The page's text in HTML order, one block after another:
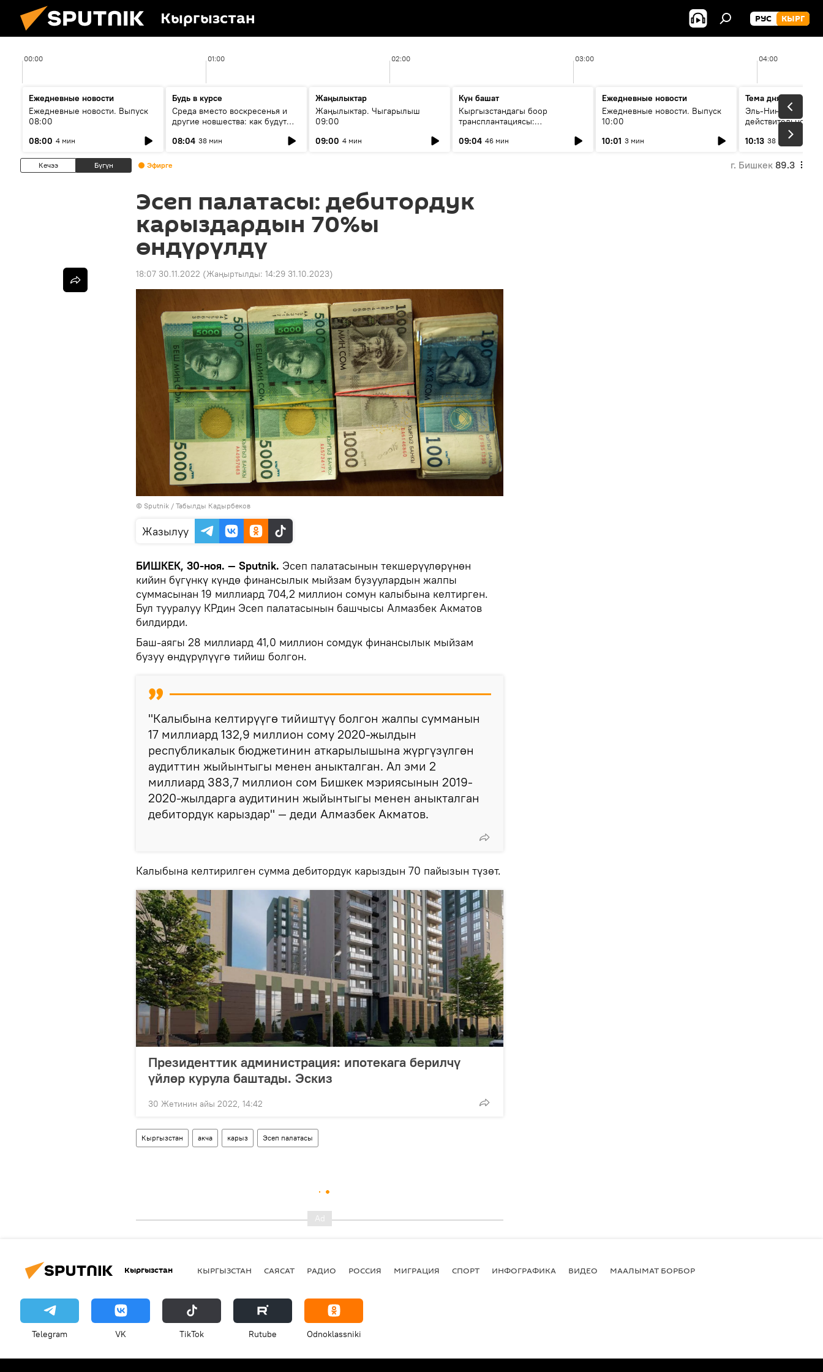
Кыргызстан РУС КЫРГ
00:00 01:00 02:00 03:00 04:00
Ежедневные новости
Ежедневные новости. Выпуск
08:00
08:00 4 мин
Будь в курсе
Среда вместо воскресенья и
другие новшества: как будут
08:04 38 мин
Жаңылыктар
Жаңылыктар. Чыгарылыш
09:00
09:00 4 мин
Күн башат
Кыргызстандагы боор
трансплантациясы:
келечеги
09:04 46 мин
Ежедневные новости
Ежедневные новости. Выпуск
10:00
10:01 3 мин
Тема дня
Эль-Ниньо, жара и
действительно
погоду в
10:13 38 мин
Кечээ Бүгүн Эфирге г. Бишкек 89.3
Эсеп палатасы: дебитордук
карыздардын 70%ы
өндүрүлдү
18:07 30.11.2022 (Жаңыртылды: 14:29 31.10.2023)
© Sputnik / Табылды Кадырбеков
Жазылуу
БИШКЕК, 30-ноя. — Sputnik. Эсеп палатасынын текшерүүлөрүнөн
кийин бүгүнкү күндө финансылык мыйзам бузуулардын жалпы
суммасынан 19 миллиард 704,2 миллион сомун калыбына келтирген.
Бул тууралуу КРдин Эсеп палатасынын башчысы Алмазбек Акматов
билдирди.
Баш-аягы 28 миллиард 41,0 миллион сомдук финансылык мыйзам
бузуу өндүрүлүүгө тийиш болгон.
"Калыбына келтирүүгө тийиштүү болгон жалпы сумманын
17 миллиард 132,9 миллион сому 2020-жылдын
республикалык бюджетинин аткарылышына жүргүзүлгөн
аудиттин жыйынтыгы менен аныкталган. Ал эми 2
миллиард 383,7 миллион сом Бишкек мэриясынын 2019-
2020-жылдарга аудитинин жыйынтыгы менен аныкталган
дебитордук карыздар" — деди Алмазбек Акматов.
Калыбына келтирилген сумма дебитордук карыздын 70 пайызын түзөт.
Президенттик администрация: ипотекага берилчү
үйлөр курула баштады. Эскиз
30 Жетинин айы 2022, 14:42
Кыргызстан акча карыз Эсеп палатасы
Кыргызстан КЫРГЫЗСТАН САЯСАТ РАДИО РОССИЯ МИГРАЦИЯ СПОРТ ИНФОГРАФИКА ВИДЕО МААЛЫМАТ БОРБОР
Telegram VK ТikТоk Rutube Odnoklassniki